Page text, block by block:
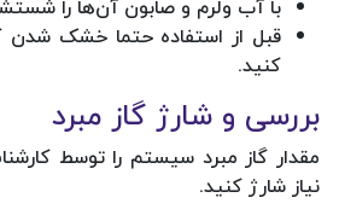
با آب ولرم و صابون آن‌ها را
قبل از استفاده حتما خشک شدن
کنید.
بررسی و شارژ گاز مبرد
مقدار گاز مبرد سیستم را توسط
نیاز شارژ کنید.